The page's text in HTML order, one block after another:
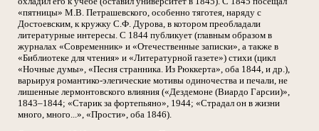
«пятницы» М.В. Петрашевского, особенно тяготея, наряду с
Достоевским, к кружку С.Ф. Дурова, в котором преобладали
литературные интересы. С 1844 публикует (главным образом в
журналах «Современник» и «Отечественные записки», а также в
«Библиотеке для чтения» и «Литературной газете») стихи (цикл
«Ночные думы», «Песня странника. Из Рюккерта», оба 1844, и др.),
варьируя романтико-элегические мотивы одиночества и печали, не
лишенные лермонтовского влияния («Дездемоне (Виардо Гарсии)»,
1843–1844; «Старик за фортепьяно», 1944; «Страдал он в жизни
много, много...», «Прости», оба 1846).